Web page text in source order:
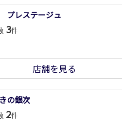
プレステージュ
3件
店舗を見る
の銀次
2件